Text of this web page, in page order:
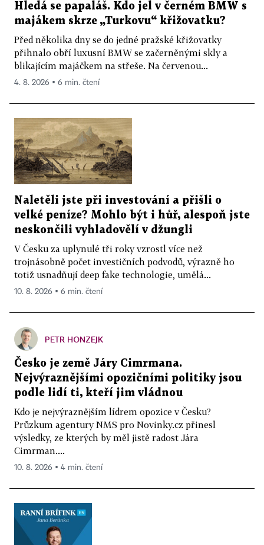
Hledá se papaláš. Kdo jel v černém BMW s
majákem skrze „Turkovu“ křižovatku?
Před několika dny se do jedné pražské křižovatky
přihnalo obří luxusní BMW se začerněnými skly a
blikajícím majáčkem na střeše. Na červenou...
4. 8. 2026 ▪ 6 min. čtení
Naletěli jste při investování a přišli o
velké peníze? Mohlo být i hůř, alespoň jste
neskončili vyhladovělí v džungli
V Česku za uplynulé tři roky vzrostl více než
trojnásobně počet investičních podvodů, výrazně ho
totiž usnadňují deep fake technologie, umělá...
10. 8. 2026 ▪ 6 min. čtení
PETR HONZEJK
Česko je země Járy Cimrmana.
Nejvýraznějšími opozičními politiky jsou
podle lidí ti, kteří jim vládnou
Kdo je nejvýraznějším lídrem opozice v Česku?
Průzkum agentury NMS pro Novinky.cz přinesl
výsledky, ze kterých by měl jistě radost Jára
Cimrman....
10. 8. 2026 ▪ 4 min. čtení